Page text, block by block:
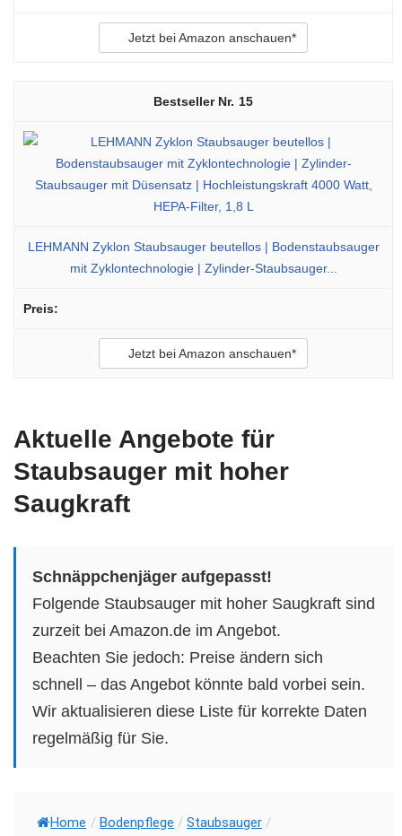
Jetzt bei Amazon anschauen*
15
LEHMANN Zyklon Staubsauger beutellos | Bodenstaubsauger
mit Zyklontechnologie | Zylinder-Staubsauger...
Jetzt bei Amazon anschauen*
Aktuelle Angebote für
Staubsauger mit hoher
Saugkraft
Schnäppchenjäger aufgepasst!
Folgende Staubsauger mit hoher Saugkraft sind
zurzeit bei Amazon.de im Angebot.
Beachten Sie jedoch: Preise ändern sich
schnell – das Angebot könnte bald vorbei sein.
Wir aktualisieren diese Liste für korrekte Daten
regelmäßig für Sie.
Home / Bodenpflege / Staubsauger /